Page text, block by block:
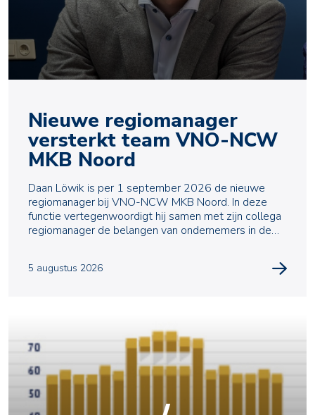
Nieuwe regiomanager
versterkt team VNO-NCW
MKB Noord
Daan Löwik is per 1 september 2026 de nieuwe
regiomanager bij VNO-NCW MKB Noord. In deze
functie vertegenwoordigt hij samen met zijn collega
regiomanager de belangen van ondernemers in de
5 augustus 2026